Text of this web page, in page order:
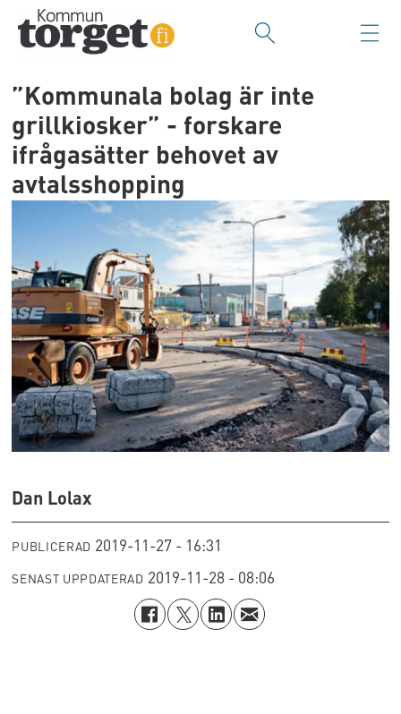
”Kommunala bolag är inte
grillkiosker” - forskare
ifrågasätter behovet av
avtalsshopping
Dan Lolax
PUBLICERAD 2019-11-27 - 16:31
SENAST UPPDATERAD 2019-11-28 - 08:06